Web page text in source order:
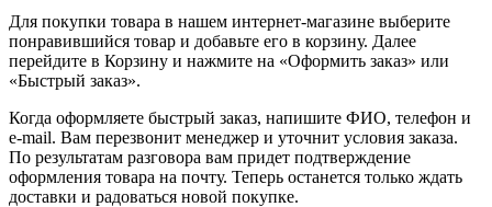
Для покупки товара в нашем интернет-магазине выберите
понравившийся товар и добавьте его в корзину. Далее
перейдите в Корзину и нажмите на «Оформить заказ» или
«Быстрый заказ».
Когда оформляете быстрый заказ, напишите ФИО, телефон и
e-mail. Вам перезвонит менеджер и уточнит условия заказа.
По результатам разговора вам придет подтверждение
оформления товара на почту. Теперь останется только ждать
доставки и радоваться новой покупке.